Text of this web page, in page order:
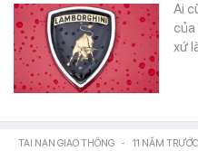
Ai
xứ
TAI NẠN GIAO THÔNG - 11 NĂM TRƯỚC